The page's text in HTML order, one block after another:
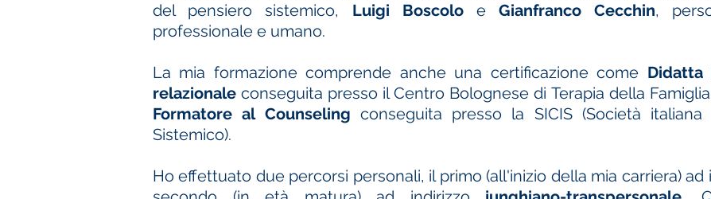
del pensiero sistemico, Luigi BoscoloeGianfranco Cecchin,
professionale e umano.
La mia formazione comprende anche una certificazione come Didatta
relazionale conseguita presso il Centro Bolognese di Terapia della
Formatore al Counseling conseguita presso la SICIS (Società
Sistemico).
Ho effettuato due percorsi personali, il primo (all'inizio della mia carriera)